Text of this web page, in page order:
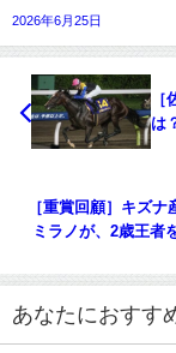
2026年6月25日
は
［重賞回顧］キズ
ミラノが、2歳王者
あなたにおすす